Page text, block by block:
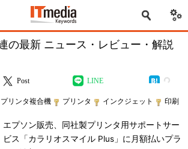
の最新 ニュース・レビュー・解説
Post LINE
プリンタ複合機 プリンタ インクジェット 印刷
エプソン販売、同社製プリンタ用サポートサー
ビス「カラリオスマイル Plus」に月額払いプラ